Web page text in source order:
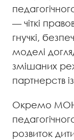
— чіткі
гнучкі,
моделі
змішаних
партнерств
Окремо МОН
розвиток